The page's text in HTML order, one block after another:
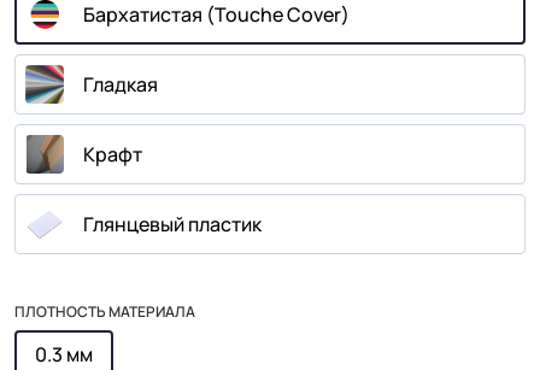
Бархатистая (Touche Cover)
Гладкая
Крафт
Глянцевый пластик
ПЛОТНОСТЬ МАТЕРИАЛА
0.3 мм